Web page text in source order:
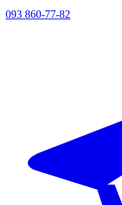
093 860-77-82